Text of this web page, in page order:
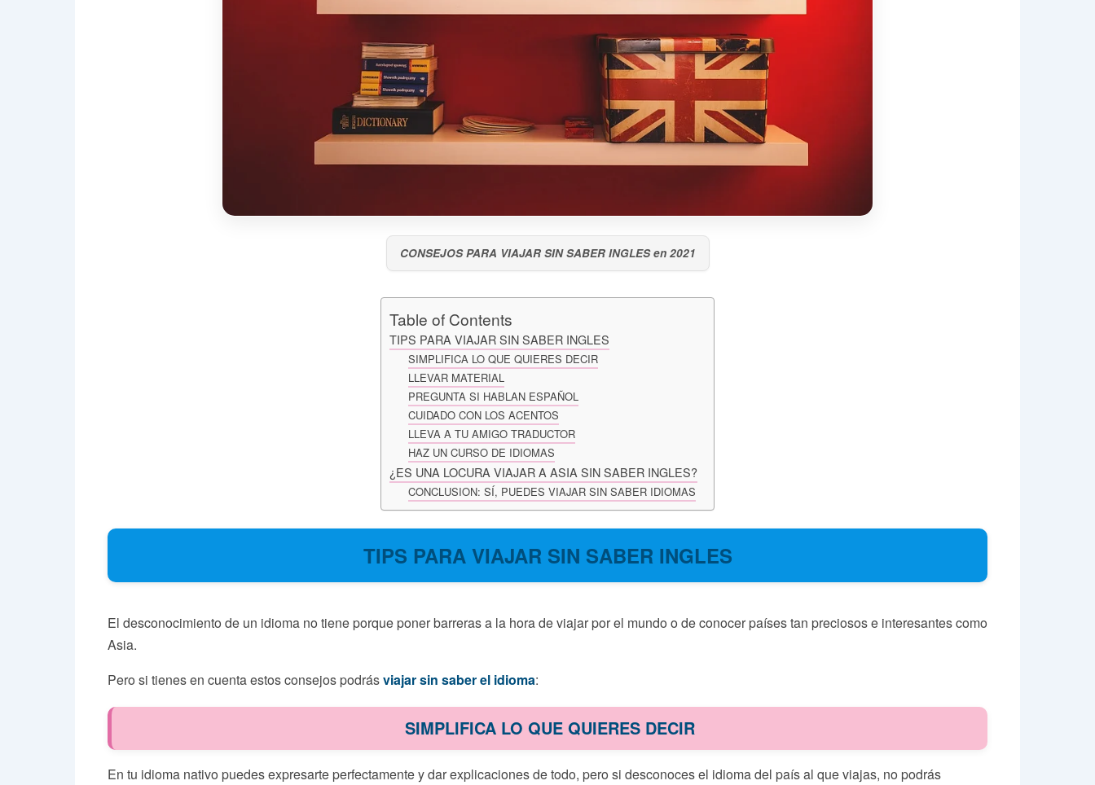
CONSEJOS PARA VIAJAR SIN SABER INGLES en 2021
Table of Contents
TIPS PARA VIAJAR SIN SABER INGLES
SIMPLIFICA LO QUE QUIERES DECIR
LLEVAR MATERIAL
PREGUNTA SI HABLAN ESPAÑOL
CUIDADO CON LOS ACENTOS
LLEVA A TU AMIGO TRADUCTOR
HAZ UN CURSO DE IDIOMAS
¿ES UNA LOCURA VIAJAR A ASIA SIN SABER INGLES?
CONCLUSION: SÍ, PUEDES VIAJAR SIN SABER IDIOMAS
TIPS PARA VIAJAR SIN SABER INGLES
El desconocimiento de un idioma no tiene porque poner barreras a la hora de viajar por el mundo o de conocer países tan preciosos e interesantes como
Asia.
Pero si tienes en cuenta estos consejos podrásviajar sin saber el idioma:
SIMPLIFICA LO QUE QUIERES DECIR
En tu idioma nativo puedes expresarte perfectamente y dar explicaciones de todo, pero si desconoces el idioma del país al que viajas, no podrás